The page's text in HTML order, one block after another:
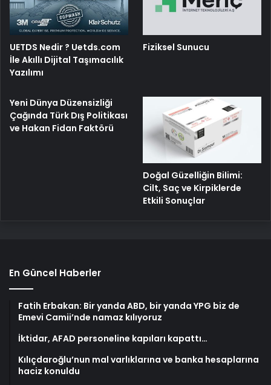
UETDS Nedir ? Uetds.com
İle Akıllı Dijital Taşımacılık
Yazılımı
Fiziksel Sunucu
Yeni Dünya Düzensizliği
Çağında Türk Dış Politikası
ve Hakan Fidan Faktörü
Doğal Güzelliğin Bilimi:
Cilt, Saç ve Kirpiklerde
Etkili Sonuçlar
En Güncel Haberler
Fatih Erbakan: Bir yanda ABD, bir yanda YPG biz de
Emevi Camii’nde namaz kılıyoruz
İktidar, AFAD personeline kapıları kapattı…
Kılıçdaroğlu’nun mal varlıklarına ve banka hesaplarına
haciz konuldu